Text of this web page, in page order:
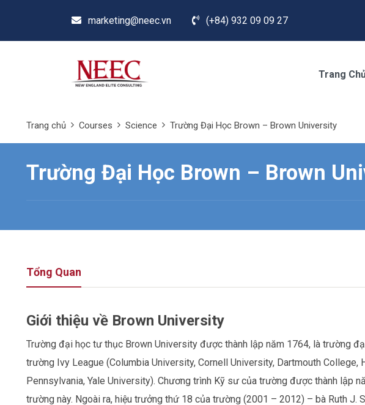
marketing@neec.vn (+84) 932 09 09 27
Trang Chủ
Trang chủ Courses Science Trường Đại Học Brown – Brown University
Trường Đại Học Brown – Brown
Tổng Quan
Giới thiệu về Brown University
Trường đại học tư thục Brown University được thành lập năm 1764, là trường
trường Ivy League (Columbia University, Cornell University, Dartmouth
Pennsylvania, Yale University). Chương trình Kỹ sư của trường được thành lập
trường này. Ngoài ra, hiệu trưởng thứ 18 của trường (2001 – 2012) – bà Ruth